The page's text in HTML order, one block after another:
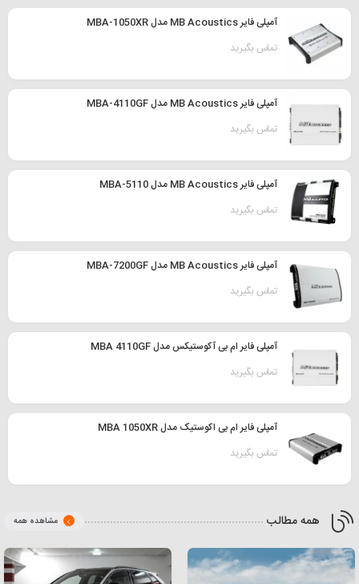
آمپلی فایر MB Acoustics مدل MBA-1050XR
تماس بگیرید
آمپلی فایر MB Acoustics مدل MBA-4110GF
تماس بگیرید
آمپلی فایر MB Acoustics مدل MBA-5110
تماس بگیرید
آمپلی فایر MB Acoustics مدل MBA-7200GF
تماس بگیرید
آمپلی فایر ام بی آکوستیکس مدل MBA 4110GF
تماس بگیرید
آمپلی فایر ام بی اکوستیک مدل MBA 1050XR
تماس بگیرید
همه مطالب مشاهده همه